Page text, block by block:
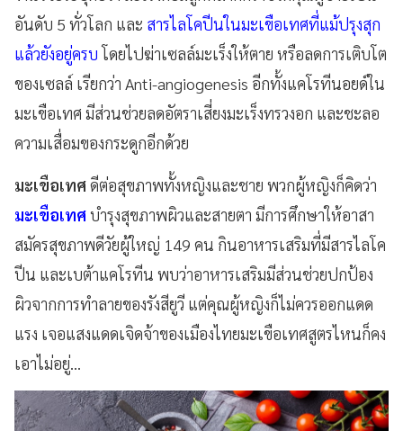
อันดับ 5 ทั่วโลก และ สารไลโคปีนในมะเขือเทศที่แม้ปรุงสุก
แล้วยังอยู่ครบโดยไปฆ่าเซลล์มะเร็งให้ตาย หรือลดการเติบโต
ของเซลล์ เรียกว่า Anti-angiogenesis อีกทั้งแคโรทีนอยด์ใน
มะเขือเทศ มีส่วนช่วยลดอัตราเสี่ยงมะเร็งทรวงอก และชะลอ
ความเสื่อมของกระดูกอีกด้วย
มะเขือเทศดีต่อสุขภาพทั้งหญิงและชาย พวกผู้หญิงก็คิดว่า
มะเขือเทศบำรุงสุขภาพผิวและสายตา มีการศึกษาให้อาสา
สมัครสุขภาพดีวัยผู้ใหญ่ 149 คน กินอาหารเสริมที่มีสารไลโค
ปีน และเบต้าแคโรทีน พบว่าอาหารเสริมมีส่วนช่วยปกป้อง
ผิวจากการทำลายของรังสียูวี แต่คุณผู้หญิงก็ไม่ควรออกแดด
แรง เจอแสงแดดเจิดจ้าของเมืองไทยมะเขือเทศสูตรไหนก็คง
เอาไม่อยู่...